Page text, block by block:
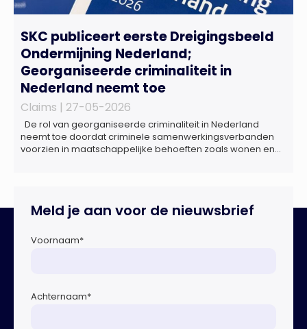
SKC publiceert eerste Dreigingsbeeld
Ondermijning Nederland;
Georganiseerde criminaliteit in
Nederland neemt toe
Claims | 27-05-2026
De rol van georganiseerde criminaliteit in Nederland
neemt toe doordat criminele samenwerkingsverbanden
voorzien in maatschappelijke behoeften zoals wonen en
rapport geschreven door het Strategisch Kenniscentrum
Meld je aan voor de nieuwsbrief
Voornaam*
Achternaam*